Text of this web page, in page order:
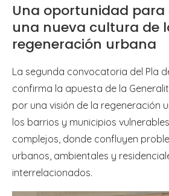
Una oportunidad para
una nueva cultura de
regeneración urbana
La segunda convocatoria del Pla
confirma la apuesta de la
por una visión de la regeneración
los barrios y municipios
complejos, donde confluyen
urbanos, ambientales y
interrelacionados.